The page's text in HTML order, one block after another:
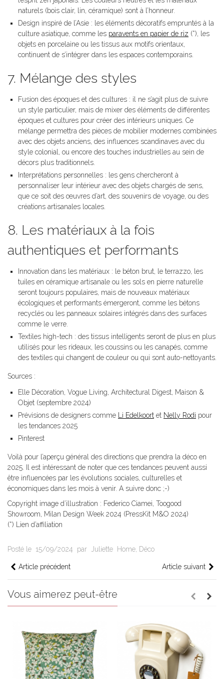
naturels (bois clair, lin, céramique) sont à l’honneur.
Design inspiré de l’Asie : les éléments décoratifs empruntés à la
culture asiatique, comme les paravents en papier de riz (*), les
objets en porcelaine ou les tissus aux motifs orientaux,
continuent de s’intégrer dans les espaces contemporains.
7. Mélange des styles
Fusion des époques et des cultures : il ne s’agit plus de suivre
un style particulier, mais de mixer des éléments de différentes
époques et cultures pour créer des intérieurs uniques. Ce
mélange permettra des pièces de mobilier modernes combinées
avec des objets anciens, des influences scandinaves avec du
style colonial, ou encore des touches industrielles au sein de
décors plus traditionnels.
Interprétations personnelles : les gens chercheront à
personnaliser leur intérieur avec des objets chargés de sens,
que ce soit des œuvres d’art, des souvenirs de voyage, ou des
créations artisanales locales.
8. Les matériaux à la fois
authentiques et performants
Innovation dans les matériaux : le béton brut, le terrazzo, les
tuiles en céramique artisanale ou les sols en pierre naturelle
seront toujours populaires, mais de nouveaux matériaux
écologiques et performants émergeront, comme les bétons
recyclés ou les panneaux solaires intégrés dans des surfaces
comme le verre.
Textiles high-tech : des tissus intelligents seront de plus en plus
utilisés pour les rideaux, les coussins ou les canapés, comme
des textiles qui changent de couleur ou qui sont auto-nettoyants.
Sources :
Elle Décoration, Vogue Living, Architectural Digest, Maison &
Objet (septembre 2024)
Prévisions de designers comme Li Edelkoort et Nelly Rodi pour
les tendances 2025
Pinterest
Voilà pour l’aperçu général des directions que prendra la déco en
2025. Il est intéressant de noter que ces tendances peuvent aussi
être influencées par les évolutions sociales, culturelles et
économiques dans les mois à venir. A suivre donc ;-)
Copyright image d’illustration : Federico Ciamei, Toogood
Showroom, Milan Design Week 2024 (PressKit M&O 2024)
(*) Lien d’affiliation
Posté le 15/09/2024 par Juliette Home, Déco
Article précédent Article suivant
Vous aimerez peut-être